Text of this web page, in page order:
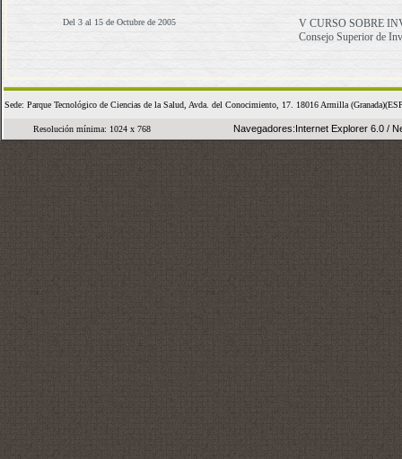
Del 3 al 15 de Octubre de 2005
V CURSO SOBRE
Consejo Superior de
Sede: Parque Tecnológico de Ciencias de la Salud, Avda. del Conocimiento, 17. 18016 Armilla
Resolución mínima: 1024 x 768 Navegadores:Internet Explorer 6.0 /